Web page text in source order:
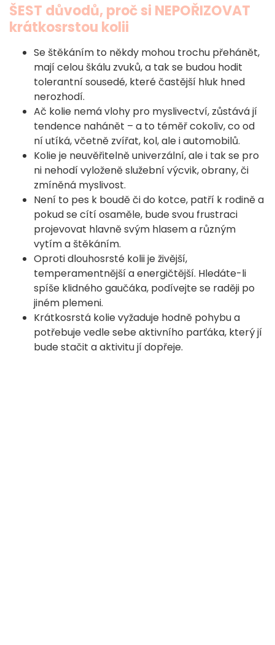
ŠEST důvodů, proč si NEPOŘIZOVAT
krátkosrstou kolii
Se štěkáním to někdy mohou trochu přehánět,
mají celou škálu zvuků, a tak se budou hodit
tolerantní sousedé, které častější hluk hned
nerozhodí.
Ač kolie nemá vlohy pro myslivectví, zůstává jí
tendence nahánět – a to téměř cokoliv, co od
ní utíká, včetně zvířat, kol, ale i automobilů.
Kolie je neuvěřitelně univerzální, ale i tak se pro
ni nehodí vyloženě služební výcvik, obrany, či
zmíněná myslivost.
Není to pes k boudě či do kotce, patří k rodině a
pokud se cítí osaměle, bude svou frustraci
projevovat hlavně svým hlasem a různým
vytím a štěkáním.
Oproti dlouhosrsté kolii je živější,
temperamentnější a energičtější. Hledáte-li
spíše klidného gaučáka, podívejte se raději po
jiném plemeni.
Krátkosrstá kolie vyžaduje hodně pohybu a
potřebuje vedle sebe aktivního parťáka, který jí
bude stačit a aktivitu jí dopřeje.